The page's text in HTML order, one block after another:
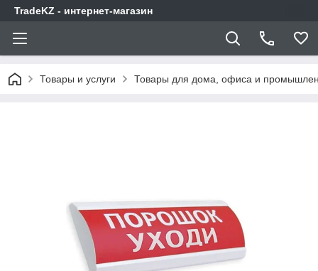
TradeKZ - интернет-магазин
Товары и услуги Товары для дома, офиса и